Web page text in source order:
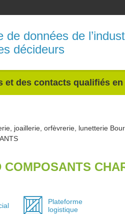
de données de
décideurs
et des contacts qualifiés
joaillerie, orfèvrerie, lunetterie
COMPOSANTS
Plateforme
logistique